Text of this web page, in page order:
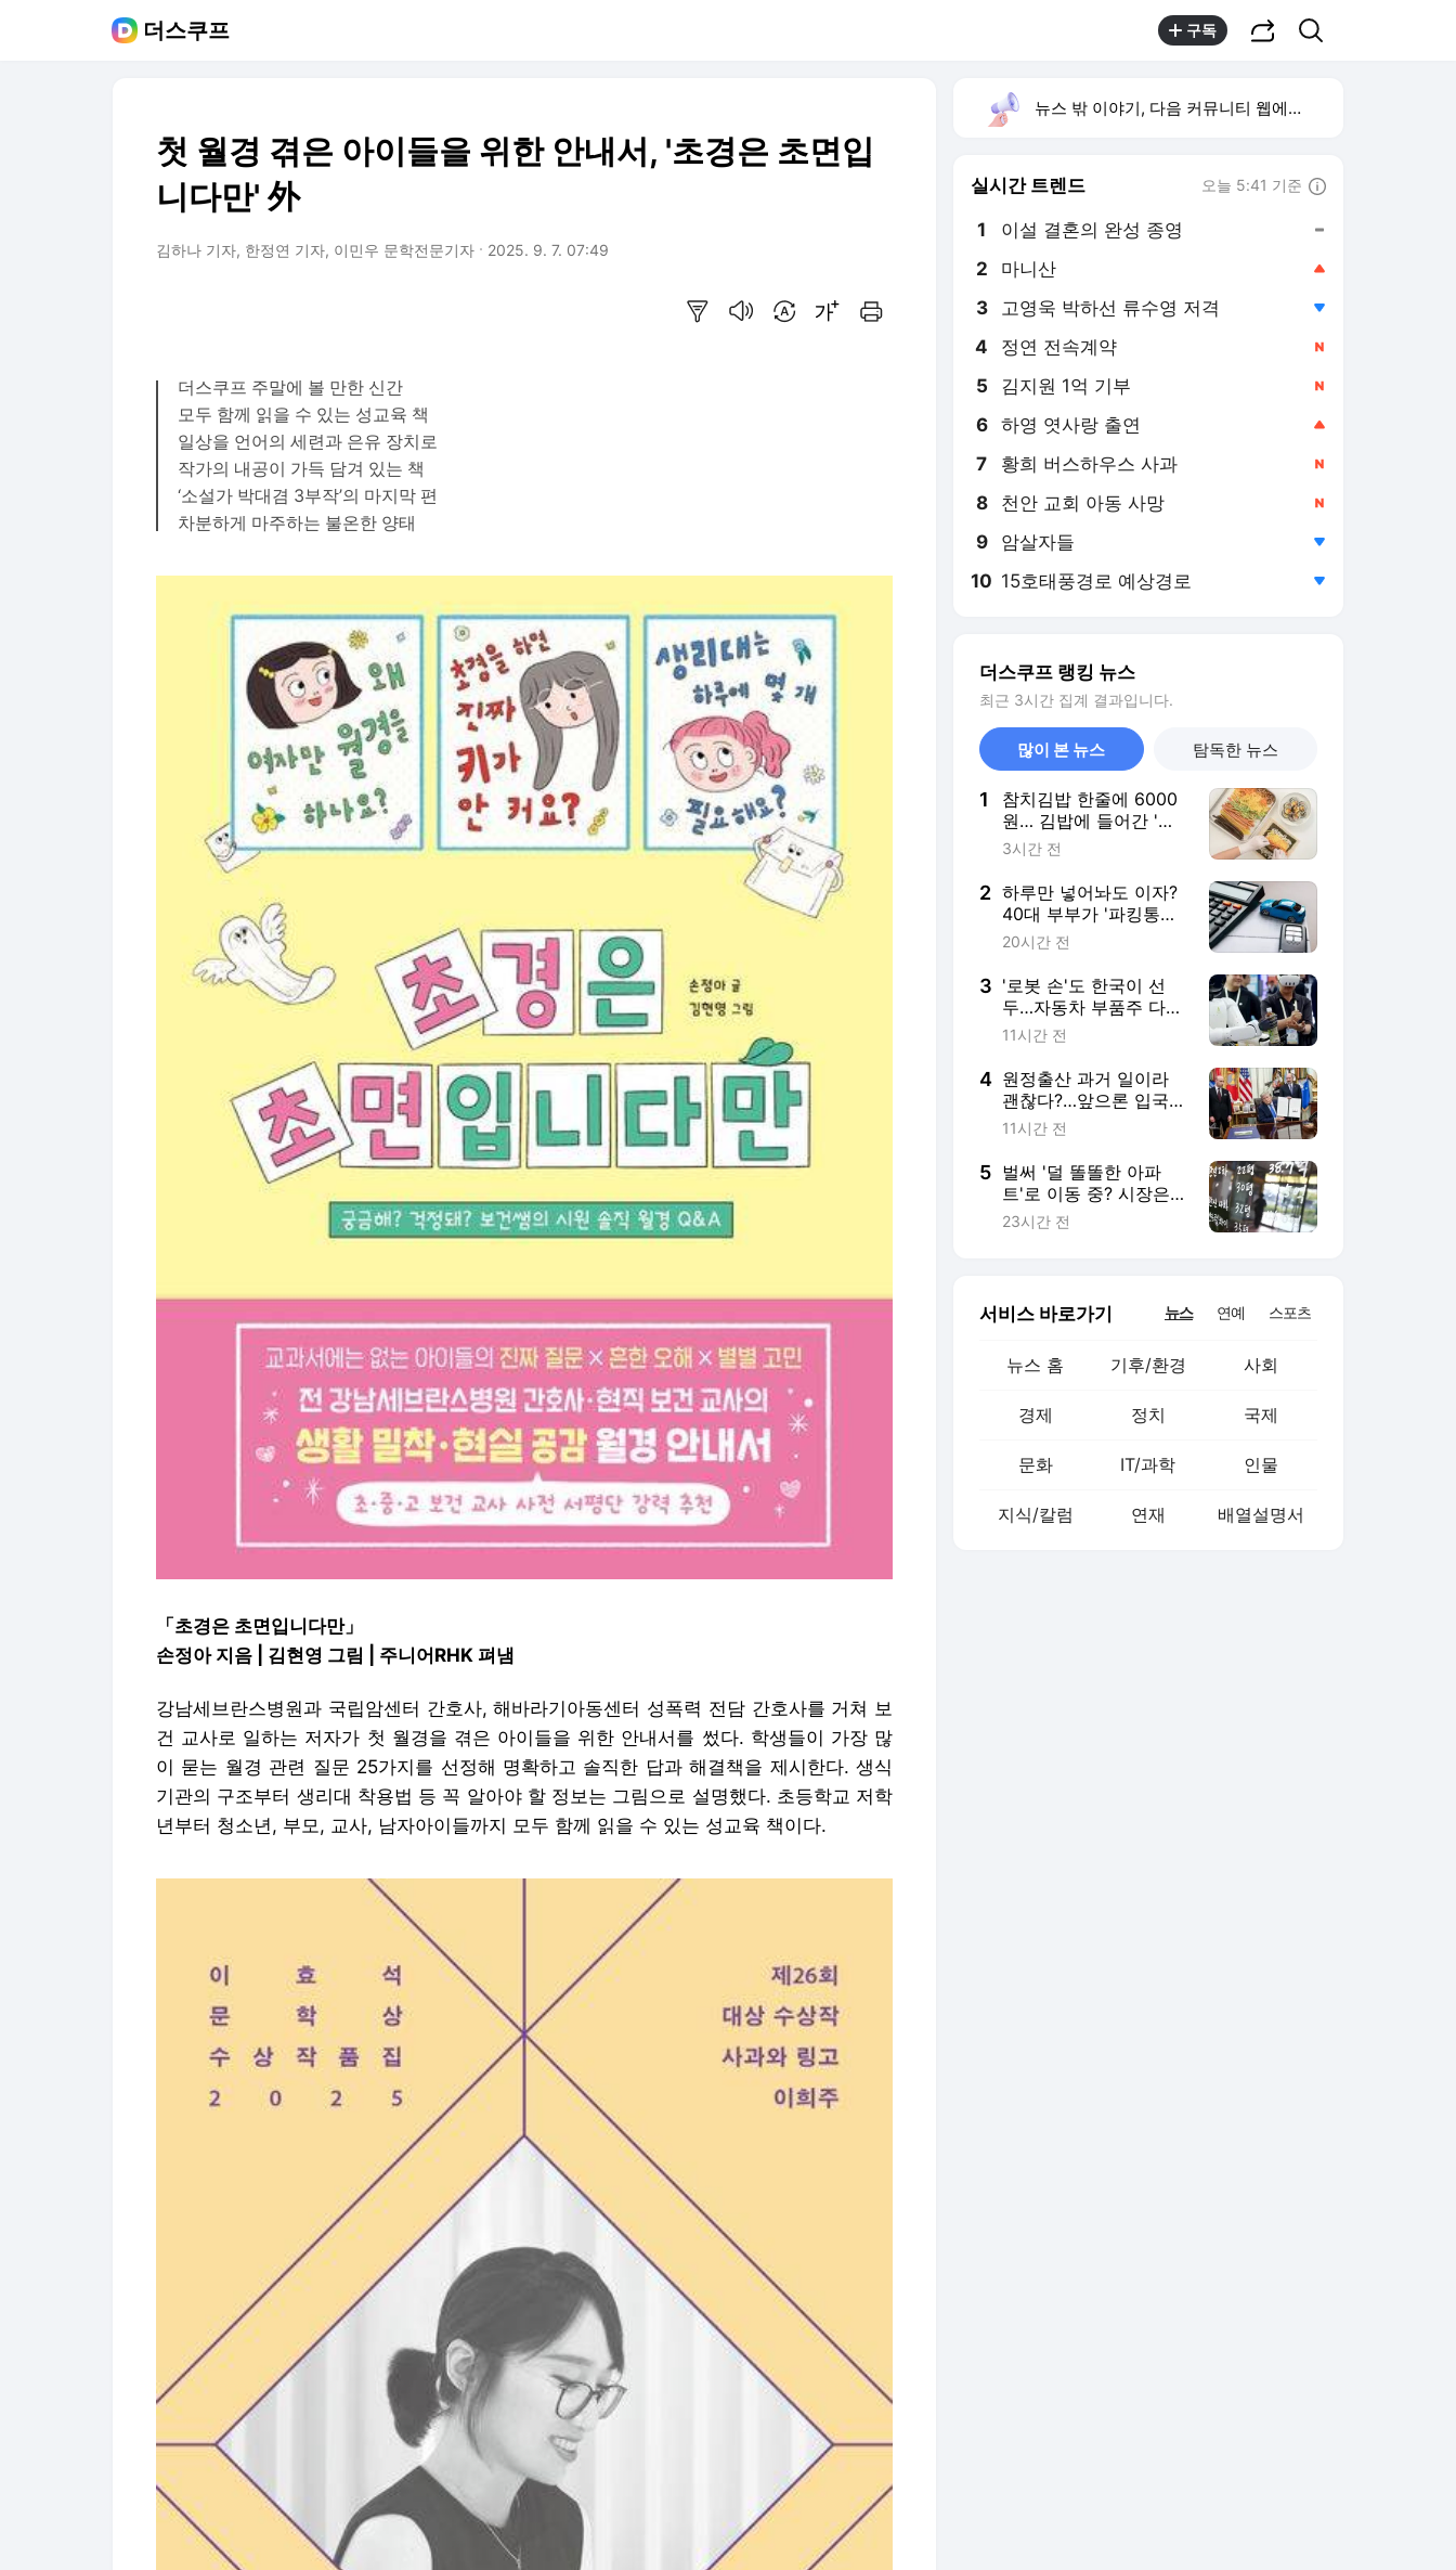
더스쿠프 구독
첫 월경 겪은 아이들을 위한 안내서, '초경은 초면입
니다만' 外
김하나 기자, 한정연 기자, 이민우 문학전문기자 2025. 9. 7. 07:49
더스쿠프 주말에 볼 만한 신간
모두 함께 읽을 수 있는 성교육 책
일상을 언어의 세련과 은유 장치로
작가의 내공이 가득 담겨 있는 책
‘소설가 박대겸 3부작’의 마지막 편
차분하게 마주하는 불온한 양태
「초경은 초면입니다만」
손정아 지음 | 김현영 그림 | 주니어RHK 펴냄
강남세브란스병원과 국립암센터 간호사, 해바라기아동센터 성폭력 전담 간호사를 거쳐 보
건 교사로 일하는 저자가 첫 월경을 겪은 아이들을 위한 안내서를 썼다. 학생들이 가장 많
이 묻는 월경 관련 질문 25가지를 선정해 명확하고 솔직한 답과 해결책을 제시한다. 생식
기관의 구조부터 생리대 착용법 등 꼭 알아야 할 정보는 그림으로 설명했다. 초등학교 저학
년부터 청소년, 부모, 교사, 남자아이들까지 모두 함께 읽을 수 있는 성교육 책이다.
뉴스 밖 이야기, 다음 커뮤니티 웹에서 보기
실시간 트렌드 오늘 5:41 기준
1 이설 결혼의 완성 종영
2 마니산
3 고영욱 박하선 류수영 저격
4 정연 전속계약
5 김지원 1억 기부
6 하영 엿사랑 출연
7 황희 버스하우스 사과
8 천안 교회 아동 사망
9 암살자들
10 15호태풍경로 예상경로
더스쿠프 랭킹 뉴스
최근 3시간 집계 결과입니다.
많이 본 뉴스 탐독한 뉴스
1
참치김밥 한줄에 6000
원… 김밥에 들어간 '시
대적 고통들' [분석+]
3시간 전
2 하루만 넣어놔도 이자?
40대 부부가 '파킹통장'
선택한 까닭 [재테크
20시간 전
3 '로봇 손'도 한국이 선
두…자동차 부품주 다시
봐야 하는 이유
11시간 전
4 원정출산 과거 일이라
괜찮다?…앞으론 입국
거부될 수도
11시간 전
5 벌써 '덜 똘똘한 아파
트'로 이동 중? 시장은
李 정부 뜻대로 움직일
23시간 전
서비스 바로가기 뉴스 연예 스포츠
뉴스 홈 기후/환경 사회
경제 정치 국제
문화 IT/과학 인물
지식/칼럼 연재 배열설명서